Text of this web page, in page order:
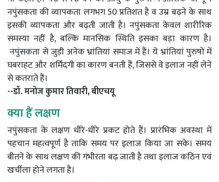
नपुंसकता की व्यापकता लगभग 50 प्रतिशत है व उम्र बढ़ने के साथ
इसकी व्यापकता और बढ़ती जाती है। नपुंसकता केवल शारीरिक
समस्या नहीं है, बल्कि मानसिक स्थिति इसका बड़ा कारण है।
नपुंसकता से जुड़ी अनेक भ्रांतियां समाज में हैं। ये भ्रांतियां पुरुषों में
घबराहट और शर्मिंदगी का कारण बनती हैं, जिससे वे इलाज नहीं लेने
से कतराते हैं।
--डॉ. मनोज कुमार तिवारी, बीएचयू
क्याहैंलक्षण
नपुंसकता के लक्षण धीरे-धीरे प्रकट होते हैं। प्रारंभिक अवस्था में
पहचान महत्वपूर्ण है ताकि समय पर इलाज किया जा सके। समय
बीतनेकेसाथलक्षणकीगंभीरताबढ़जातीहैतथाइलाजकठिनएवं
खर्चीलाहोनेलगताहै।